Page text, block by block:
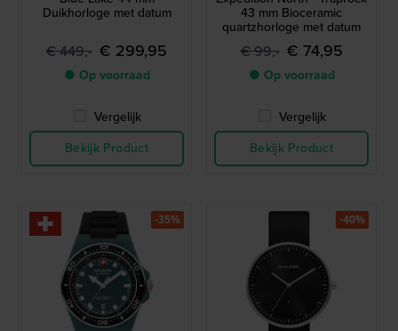
Duikhorloge met datum
€ 449,- € 299,95
● Op voorraad
Vergelijk
Bekijk Product
43 mm Bioceramic
quartzhorloge met datum
€ 99,- € 74,95
● Op voorraad
Vergelijk
Bekijk Product
-35% -40%